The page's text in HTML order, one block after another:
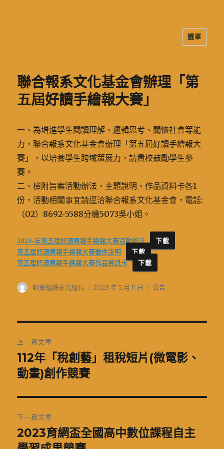
選單
聯合報系文化基金會辦理「第
五屆好讀手繪報大賽」
一、為增進學生閱讀理解、邏輯思考、關懷社會等能
力，聯合報系文化基金會辦理「第五屆好讀手繪報大
賽」，以培養學生跨域策展力，請貴校鼓勵學生參
賽。
二、檢附旨案活動辦法、主題說明、作品資料卡各1
份，活動相關事宜請逕洽聯合報系文化基金會，電話:
（02）8692-5588分機5073吳小姐。
2023-年第五屆好讀周報手繪報大賽活動辦法 下載
第五屆好讀周報手繪報大賽徵件說明 下載
第五屆好讀周報手繪報大賽作品資訊卡 下載
作
訓育組魏永光組長
發
2023 年 5 月 11 日
分
公告
章
導
覽
上一篇文章
上
一
文
章:
112年「稅創藝」租稅短片(微電影、
動畫)創作競賽
下一篇文章
下
一
2023育網盃全國高中數位課程自主